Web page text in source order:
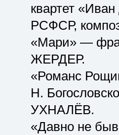
квартет
РСФСР,
«Мари» —
ЖЕРДЕР.
«Романс
Н.
УХНАЛЁВ.
«Давно не